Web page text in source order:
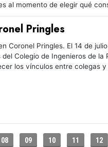
momento de elegir qué
Pringles
Coronel Pringles. El 14 de
Colegio de Ingenieros de
los vínculos entre colegas
08 09 10 11 12